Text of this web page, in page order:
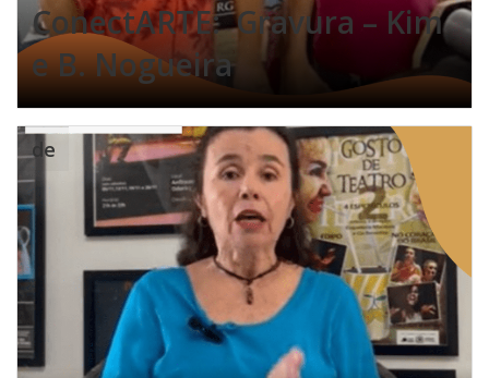
ConectARTE: Gravura – Kim
e B. Nogueira
de